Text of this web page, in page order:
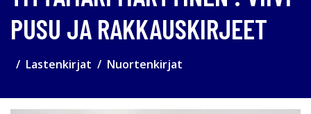
PUSU JA RAKKAUSKIRJEET
Lastenkirjat Nuortenkirjat